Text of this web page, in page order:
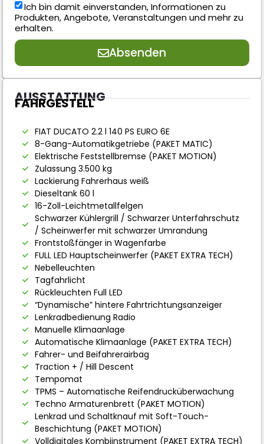
Ich bin damit einverstanden, Informationen zu
Produkten, Angebote, Veranstaltungen und mehr zu
erhalten.
Absenden
AUSSTATTUNG
FAHRGESTELL
FIAT DUCATO 2.2 l 140 PS EURO 6E
8-Gang-Automatikgetriebe (PAKET MATIC)
Elektrische Feststellbremse (PAKET MOTION)
Zulassung 3.500 kg
Lackierung Fahrerhaus weiß
Dieseltank 60 l
16-Zoll-Leichtmetallfelgen
Schwarzer Kühlergrill / Schwarzer Unterfahrschutz
/ Scheinwerfer mit schwarzer Umrandung
Frontstoßfänger in Wagenfarbe
FULL LED Hauptscheinwerfer (PAKET EXTRA TECH)
Nebelleuchten
Tagfahrlicht
Rückleuchten Full LED
“Dynamische” hintere Fahrtrichtungsanzeiger
Lenkradbedienung Radio
Manuelle Klimaanlage
Automatische Klimaanlage (PAKET EXTRA TECH)
Fahrer- und Beifahrerairbag
Traction + / Hill Descent
Tempomat
TPMS – Automatische Reifendrucküberwachung
Techno Armaturenbrett (PAKET MOTION)
Lenkrad und Schaltknauf mit Soft-Touch-
Beschichtung (PAKET MOTION)
Volldigitales Kombiinstrument (PAKET EXTRA TECH)